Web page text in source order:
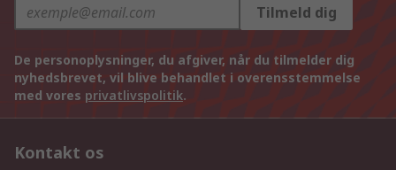
Tilmeld dig
De personoplysninger, du afgiver, når du tilmelder dig
nyhedsbrevet, vil blive behandlet i overensstemmelse
med vores privatlivspolitik.
Kontakt os